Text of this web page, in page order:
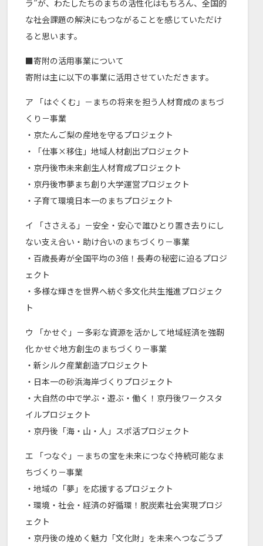
ラ”が、わたしたちのまちの活性化はもちろん、全国的
な社会課題の解決にもつながることを感じていただけ
ると思います。
■寄附の活用事業について
寄附は主に以下の事業に活用させていただきます。
ア 「はぐくむ」－まちの将来を担う人材育成のまちづ
くり－事業
・京たんご梨の産地を守るプロジェクト
・「仕事×移住」地域人材創出プロジェクト
・京丹後市未来創生人材育成プロジェクト
・京丹後市夢まち創り大学運営プロジェクト
・子育て環境日本一のまちプロジェクト
イ 「ささえる」－安全・安心で誰ひとり置き去りにし
ない支え合い・助け合いのまちづくり－事業
・百歳長寿が全国平均の3倍！長寿の秘密に迫るプロジ
ェクト
・多様な輝きを世界へ紡ぐ多文化共生推進プロジェク
ト
ウ 「かせぐ」－多彩な資源を活かして地域経済を強靭
化 かせぐ地方創生のまちづくり－事業
・新シルク産業創造プロジェクト
・日本一の砂浜海岸づくりプロジェクト
・大自然の中で学ぶ・遊ぶ・働く！京丹後ワークスタ
イルプロジェクト
・京丹後「海・山・人」スポ活プロジェクト
エ 「つなぐ」－まちの宝を未来につなぐ持続可能なま
ちづくり－事業
・地域の「夢」を応援するプロジェクト
・環境・社会・経済の好循環！脱炭素社会実現プロジ
ェクト
・京丹後の煌めく魅力「文化財」を未来へつなごうプ